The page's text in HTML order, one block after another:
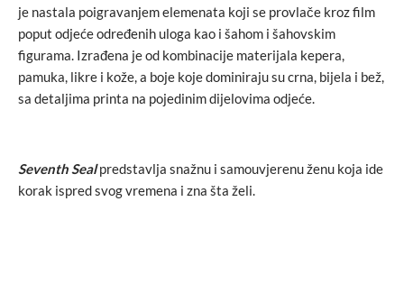
je nastala poigravanjem elemenata koji se provlače kroz film
poput odjeće određenih uloga kao i šahom i šahovskim
figurama. Izrađena je od kombinacije materijala kepera,
pamuka, likre i kože, a boje koje dominiraju su crna, bijela i bež,
sa detaljima printa na pojedinim dijelovima odjeće.
Seventh Sealpredstavlja snažnu i samouvjerenu ženu koja ide
korak ispred svog vremena i zna šta želi.